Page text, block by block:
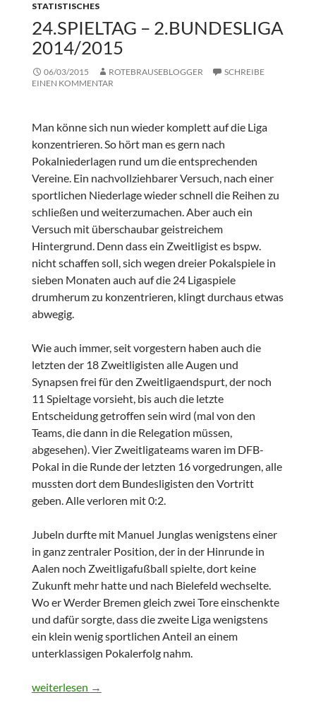
STATISTISCHES
24.SPIELTAG – 2.BUNDESLIGA
2014/2015
06/03/2015 ROTEBRAUSEBLOGGER
SCHREIBE
EINEN KOMMENTAR
Man könne sich nun wieder komplett auf die Liga
konzentrieren. So hört man es gern nach
Pokalniederlagen rund um die entsprechenden
Vereine. Ein nachvollziehbarer Versuch, nach einer
sportlichen Niederlage wieder schnell die Reihen zu
schließen und weiterzumachen. Aber auch ein
Versuch mit überschaubar geistreichem
Hintergrund. Denn dass ein Zweitligist es bspw.
nicht schaffen soll, sich wegen dreier Pokalspiele in
sieben Monaten auch auf die 24 Ligaspiele
drumherum zu konzentrieren, klingt durchaus etwas
abwegig.
Wie auch immer, seit vorgestern haben auch die
letzten der 18 Zweitligisten alle Augen und
Synapsen frei für den Zweitligaendspurt, der noch
11 Spieltage vorsieht, bis auch die letzte
Entscheidung getroffen sein wird (mal von den
Teams, die dann in die Relegation müssen,
abgesehen). Vier Zweitligateams waren im DFB-
Pokal in die Runde der letzten 16 vorgedrungen, alle
mussten dort dem Bundesligisten den Vortritt
geben. Alle verloren mit 0:2.
Jubeln durfte mit Manuel Junglas wenigstens einer
in ganz zentraler Position, der in der Hinrunde in
Aalen noch Zweitligafußball spielte, dort keine
Zukunft mehr hatte und nach Bielefeld wechselte.
Wo er Werder Bremen gleich zwei Tore einschenkte
und dafür sorgte, dass die zweite Liga wenigstens
ein klein wenig sportlichen Anteil an einem
unterklassigen Pokalerfolg nahm.
24.Spieltag – 2.Bundesliga 2014/2015
weiterlesen →